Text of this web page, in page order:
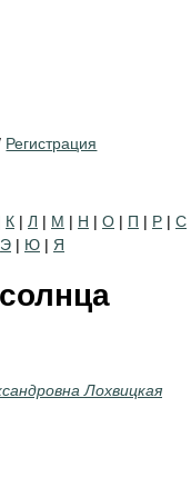
Регистрация
К | Л | М | Н | О | П | Р | С
Э | Ю | Я
Лохвицкая